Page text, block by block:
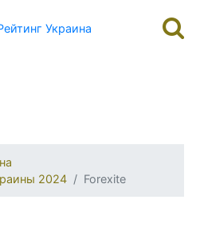
Украина
2024
Forexite